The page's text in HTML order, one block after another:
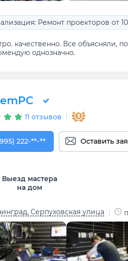
Ремонт проекторов от
качественно. Все объясняли,
однозначно.
11 отзывов
222-83-26
222-**-** Оставить
Выезд мастера
на дом
Серпуховская улица